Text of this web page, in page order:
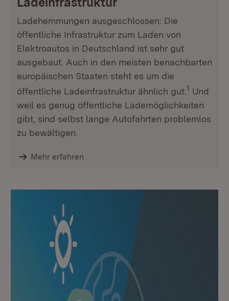
Ladehemmungen ausgeschlossen: Die
öffentliche Infrastruktur zum Laden von
Elektroautos in Deutschland ist sehr gut
ausgebaut. Auch in den meisten benachbarten
europäischen Staaten steht es um die
öffentliche Ladeinfrastruktur ähnlich gut. 1 Und
weil es genug öffentliche Lademöglichkeiten
gibt, sind selbst lange Autofahrten problemlos
zu bewältigen.
Mehr erfahren